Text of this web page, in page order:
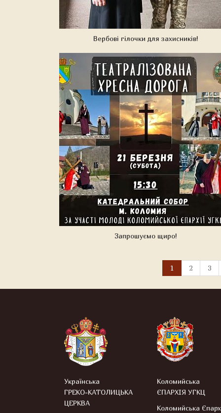
Вербові гілочки для захисників!
Запрошуємо щиро!
1 2 3
Українська
ГРЕКО-КАТОЛИЦЬКА
ЦЕРКВА
Коломийська
ЄПАРХІЯ УГКЦ
Коломийська